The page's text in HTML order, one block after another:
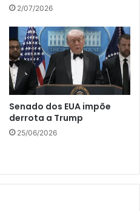
2/07/2026
Senado dos EUA impõe
derrota a Trump
25/06/2026